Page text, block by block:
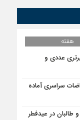
هفته
عددی و
سراسری آماده
طالبان در عیدفطر